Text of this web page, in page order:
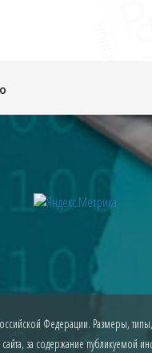
Федерации. Размеры,
за содержание публикуемой